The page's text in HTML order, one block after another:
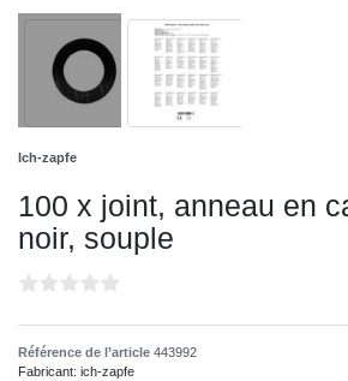
Ich-zapfe
100 x joint, anneau en
noir, souple
Référence de l’article 443992
Fabricant: ich-zapfe